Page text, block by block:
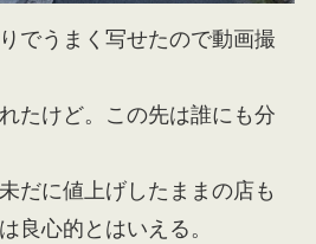
でうまく写せたので動画撮
たけど。この先は誰にも分
だに値上げしたままの店も
良心的とはいえる。